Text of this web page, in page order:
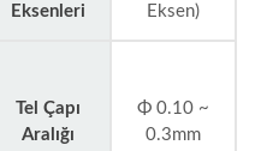
Eksenleri Eksen)
Tel Çapı
Aralığı
Φ 0.10 ~
0.3mm